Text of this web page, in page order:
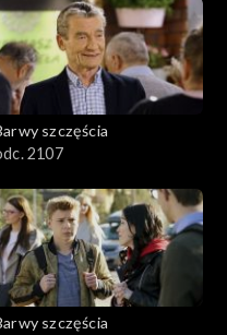
szczęścia
2107
szczęścia